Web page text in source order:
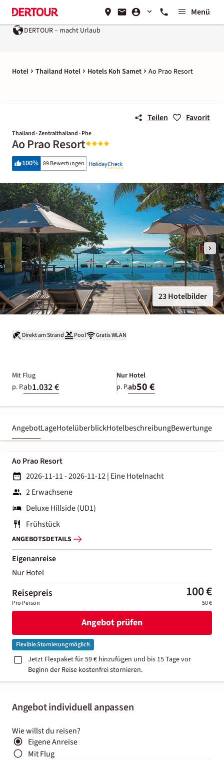
Menü
DERTOUR – macht Urlaub
Hotel Thailand Hotel Hotels Koh Samet Ao Prao Resort
Teilen Favorit
Thailand · Zentralthailand · Phe
Ao Prao Resort
100% 89 Bewertungen
23 Hotelbilder
Direkt am Strand Pool Gratis WLAN
Mit Flug
p. P.ab1.032 €
Nur Hotel
p. P.ab50 €
AngebotLageHotelüberblickHotelbeschreibungBewertungen
Angebot individuell anpassen
Wie willst du reisen?
Eigene Anreise
Mit Flug
Ao Prao Resort
2026-11-11 - 2026-11-12| Eine Hotelnacht
2 Erwachsene
Deluxe Hillside (UD1)
Frühstück
ANGEBOTSDETAILS
Eigenanreise
Nur Hotel
Reisepreis 100 €
Pro Person 50 €
Angebot prüfen
Flexible Stornierung möglich
Jetzt Flexpaket für 59 € hinzufügen und bis 15 Tage vor
Beginn der Reise kostenfrei stornieren.